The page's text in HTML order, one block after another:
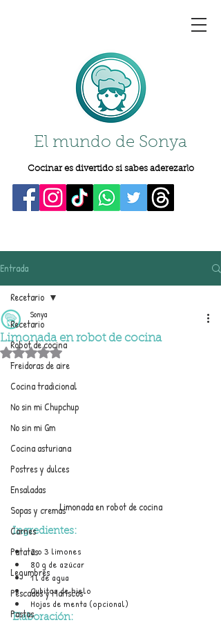
El mundo de Sonya
Cocinar es divertido si sabes aderezarlo
Entrada
Recetario
Robot de cocina
Freidoras de aire
Cocina tradicional
No sin mi Chupchup
No sin mi Gm
Cocina asturiana
Postres y dulces
Ensaladas
Sopas y cremas
Carnes
Patatas
Legumbres
Pescados y Mariscos
Pastas
Recetario
Limonada en robot de cocina
Sonya
Obtuvo NaN de 5 estrellas.
Limonada en robot de cocina
Ingredientes:
2 o 3 limones
80 g de azúcar
1 l de agua
Cubitos de hielo
Hojas de menta (opcional)
Elaboración: